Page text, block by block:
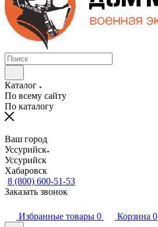
Каталог
По всему сайту
По каталогу
Ваш город
Уссурийск
Уссурийск
Хабаровск
8 (800) 600-51-53
Заказать звонок
Избранные товары 0 Корзина 0